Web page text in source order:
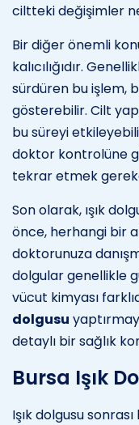
ciltteki değişimler
Bir diğer önemli
kalıcılığıdır.
sürdüren bu işlem,
gösterebilir. Cilt
bu süreyi
doktor kontrolüne
tekrar etmek
Son olarak, ışık
önce, herhangi bir
doktorunuza
dolgular genellikle
vücut kimyası
dolgusu
detaylı bir sağlık
Bursa Işık
Işık dolgusu